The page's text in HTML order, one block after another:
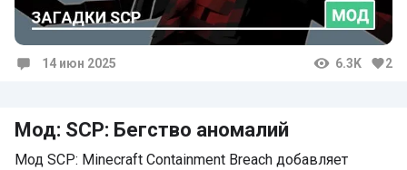
14 июн 2025 6.3K 2
Мод: SCP: Бегство аномалий
Мод SCP: Minecraft Containment Breach добавляет